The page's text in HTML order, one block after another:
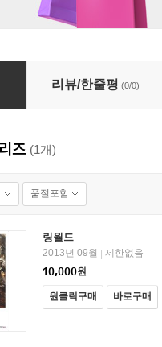
이들
리뷰/한줄평 (0/0)
즈 (1개)
품절포함
링월드
2013년 09월 | 제한없음
10,000원
원클릭구매 바로구매